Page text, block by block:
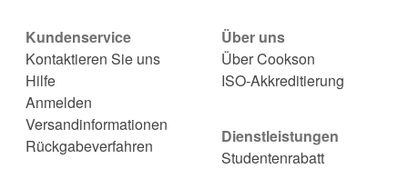
Kundenservice
Kontaktieren Sie uns
Hilfe
Anmelden
Versandinformationen
Rückgabeverfahren
Über uns
Über Cookson
ISO-Akkreditierung
Dienstleistungen
Studentenrabatt